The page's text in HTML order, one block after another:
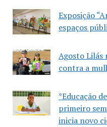
Exposição
espaços
Agosto Lilás
contra a
*Educação
primeiro
inicia novo